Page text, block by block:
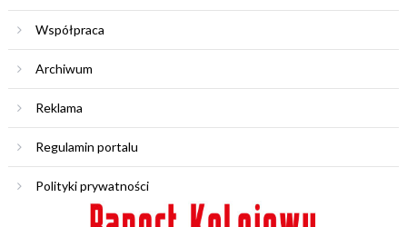
Współpraca
Archiwum
Reklama
Regulamin portalu
Polityki prywatności